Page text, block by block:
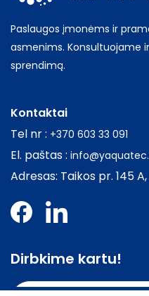
Paslaugos įmonėms ir
asmenims. Konsultuojame
sprendimą.
Kontaktai
Tel nr : +370 603 33 091
El. paštas :
Adresas: Taikos pr. 145
Dirbkime kartu!